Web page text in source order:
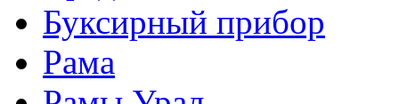
Буксирный прибор
Рама